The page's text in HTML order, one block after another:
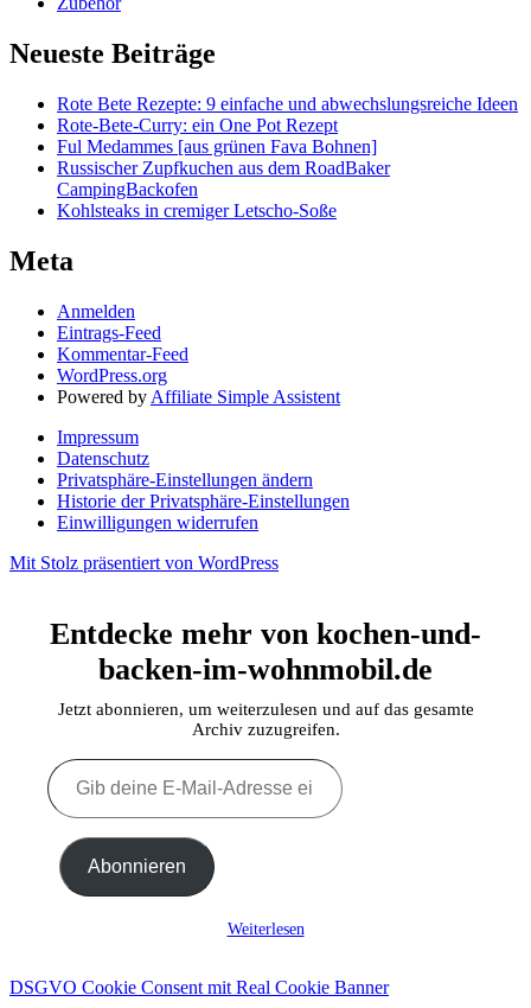
Neueste Beiträge
Rote Bete Rezepte: 9 einfache und abwechslungsreiche Ideen
Rote-Bete-Curry: ein One Pot Rezept
Ful Medammes [aus grünen Fava Bohnen]
Russischer Zupfkuchen aus dem RoadBaker
CampingBackofen
Kohlsteaks in cremiger Letscho-Soße
Meta
Anmelden
Eintrags-Feed
Kommentar-Feed
WordPress.org
Powered by Affiliate Simple Assistent
Impressum
Datenschutz
Privatsphäre-Einstellungen ändern
Historie der Privatsphäre-Einstellungen
Einwilligungen widerrufen
Mit Stolz präsentiert von WordPress
Entdecke mehr von kochen-und-
backen-im-wohnmobil.de
Jetzt abonnieren, um weiterzulesen und auf das gesamte
Archiv zuzugreifen.
Gib
deine
E-
Adresse
ein ... Abonnieren
Weiterlesen
DSGVO Cookie Consent mit Real Cookie Banner